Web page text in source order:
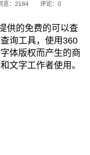
览：2184 评论：0
供的免费的可以查
询工具，使用360
体版权而产生的商
文字工作者使用。